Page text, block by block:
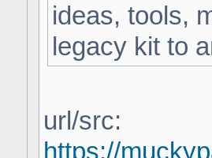
ideas, tools,
legacy kit to
url/src:
https://